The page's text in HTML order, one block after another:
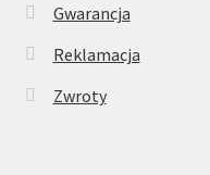
Gwarancja
Reklamacja
Zwroty